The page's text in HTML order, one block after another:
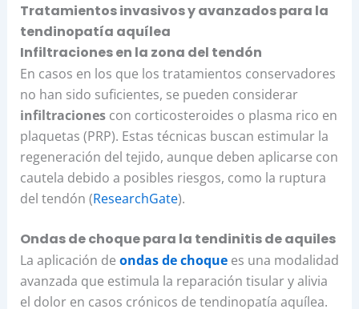
Tratamientos invasivos y avanzados para la
tendinopatía aquílea
Infiltraciones en la zona del tendón
En casos en los que los tratamientos conservadores
no han sido suficientes, se pueden considerar
infiltracionescon corticosteroides o plasma rico en
plaquetas (PRP). Estas técnicas buscan estimular la
regeneración del tejido, aunque deben aplicarse con
cautela debido a posibles riesgos, como la ruptura
del tendón (ResearchGate).
Ondas de choque para la tendinitis de aquiles
La aplicación de ondas de choquees una modalidad
avanzada que estimula la reparación tisular y alivia
el dolor en casos crónicos de tendinopatía aquílea.